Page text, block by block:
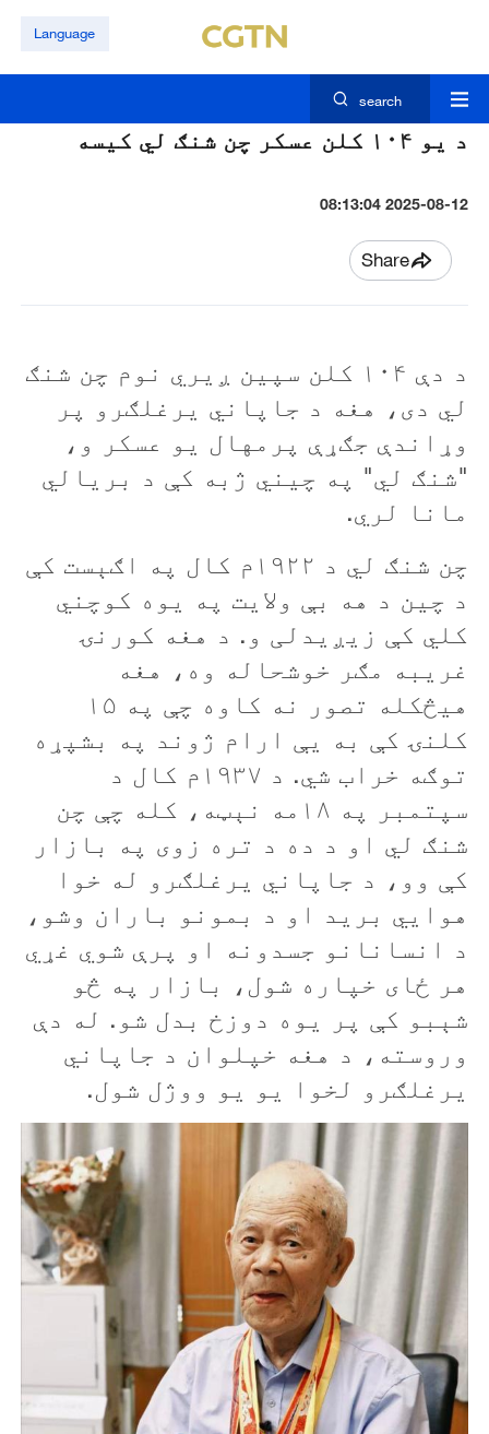
Language
search
د یو ۱۰۴ کلن عسکر چن شنګ لي کیسه
2025-08-12 08:13:04
Share
د دې ۱۰۴ کلن سپين ږیري نوم چن شنګ
لي دی، هغه د جاپاني يرغلګرو پر
وړاندې جګړې پرمهال يو عسکر و،
"شنګ لي" په چيني ژبه کې د بريالي
مانا لري.
چن شنګ لي د ۱۹۲۲م کال په اګېست کې
د چین د هه بې ولایت په یوه کوچني
کلي کې زیږیدلی و. د هغه کورنۍ
غریبه مګر خوشحاله وه، هغه
هیڅکله تصور نه کاوه چې په ۱۵
کلنۍ کې به يې ارام ژوند په بشپړه
توګه خراب شي. د ۱۹۳۷م کال د
سپتمبر په ۱۸مه نېټه، کله چې چن
شنګ لي او د ده د تره زوی په بازار
کې وو، د جاپاني يرغلګرو له خوا
هوايي بريد او د بمونو باران وشو،
د انسانانو جسدونه او پرې شوي غړي
هر ځای خپاره شول، بازار په څو
شېبو کې پر یوه دوزخ بدل شو. له دې
وروسته، د هغه خپلوان د جاپاني
يرغلګرو لخوا یو یو ووژل شول.